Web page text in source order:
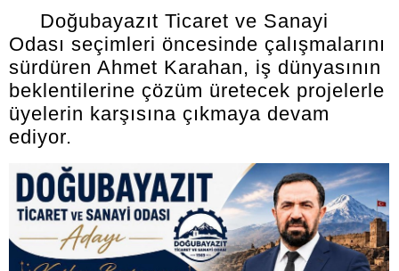
Doğubayazıt Ticaret ve Sanayi
Odası seçimleri öncesinde çalışmalarını
sürdüren Ahmet Karahan, iş dünyasının
beklentilerine çözüm üretecek projelerle
üyelerin karşısına çıkmaya devam
ediyor.